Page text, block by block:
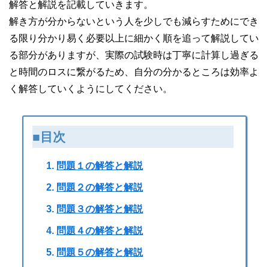
解答と解説を記載していきます。
解き方が分からないという人を少しでも減らすためにでき
る限り分かり易く必要以上に細かく順を追って解説してい
る部分がありますが、実際の試験時は丁寧に計算し過ぎる
と時間のロスに繋がるため、自分の分かるところは効率よ
く解答していくようにしてください。
■目次
問題１の解答と解説
問題２の解答と解説
問題３の解答と解説
問題４の解答と解説
問題５の解答と解説